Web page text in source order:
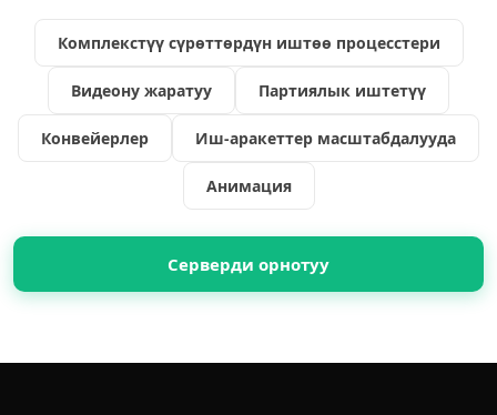
Комплекстүү сүрөттөрдүн иштөө процесстери
Видеону жаратуу Партиялык иштетүү
Конвейерлер Иш-аракеттер масштабдалууда
Анимация
Серверди орнотуу